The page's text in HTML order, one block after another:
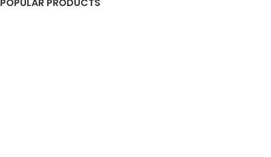
POPULAR PRODUCTS